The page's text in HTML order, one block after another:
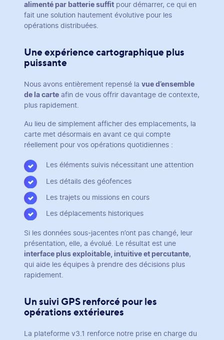
alimenté par batterie suffit pour démarrer, ce qui en
fait une solution hautement évolutive pour les
opérations distribuées.
Une expérience cartographique plus
puissante
Nous avons entièrement repensé la vue d’ensemble
de la carte afin de vous offrir davantage de contexte,
plus rapidement.
Au lieu de simplement afficher des emplacements, la
carte met désormais en avant ce qui compte
réellement pour vos opérations quotidiennes :
Les éléments suivis nécessitant une attention
Les détails des géofences
Les trajets ou missions en cours
Les déplacements historiques
Si les données sous-jacentes n’ont pas changé, leur
présentation, elle, a évolué. Le résultat est une
interface plus exploitable, intuitive et percutante,
qui aide les équipes à prendre des décisions plus
rapidement.
Un suivi GPS renforcé pour les
opérations extérieures
La plateforme v3.1 renforce notre prise en charge du